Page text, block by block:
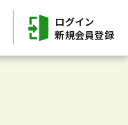
ログイン
新規会員登録